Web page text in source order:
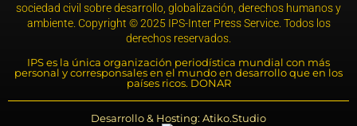
sociedad civil sobre desarrollo, globalización, derechos humanos y
ambiente. Copyright © 2025 IPS-Inter Press Service. Todos los
derechos reservados.
IPS es la única organización periodística mundial con más
personal y corresponsales en el mundo en desarrollo que en los
países ricos. DONAR
Desarrollo & Hosting: Atiko.Studio